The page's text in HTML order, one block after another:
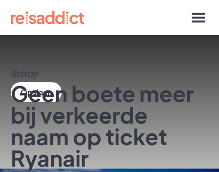
Reistip
Geen boete meer
bij verkeerde
naam op ticket
Ryanair